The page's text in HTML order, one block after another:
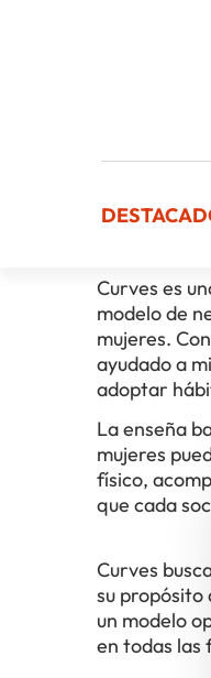
El
Curves es
modelo de
mujeres.
ayudado a
adoptar
La enseña
mujeres
físico,
que cada
Curves
su propósito
un modelo
en todas las